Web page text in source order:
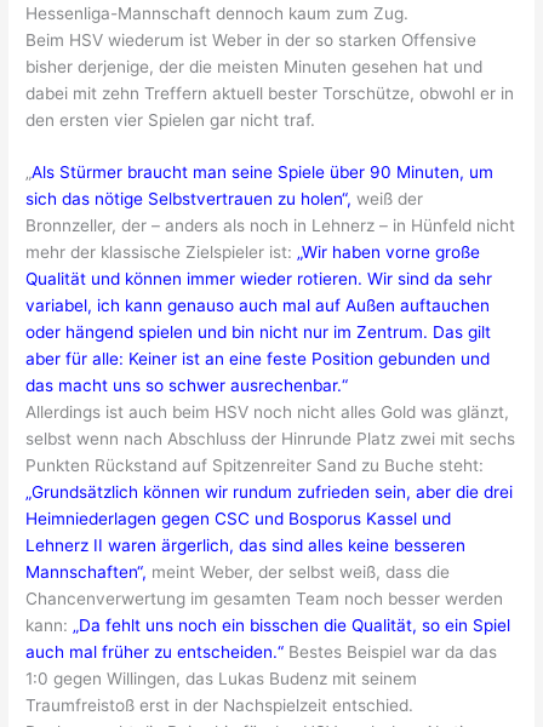
Hessenliga-Mannschaft dennoch kaum zum Zug.
Beim HSV wiederum ist Weber in der so starken Offensive
bisher derjenige, der die meisten Minuten gesehen hat und
dabei mit zehn Treffern aktuell bester Torschütze, obwohl er in
den ersten vier Spielen gar nicht traf.
„Als Stürmer braucht man seine Spiele über 90 Minuten, um
sich das nötige Selbstvertrauen zu holen“, weiß der
Bronnzeller, der – anders als noch in Lehnerz – in Hünfeld nicht
mehr der klassische Zielspieler ist: „Wir haben vorne große
Qualität und können immer wieder rotieren. Wir sind da sehr
variabel, ich kann genauso auch mal auf Außen auftauchen
oder hängend spielen und bin nicht nur im Zentrum. Das gilt
aber für alle: Keiner ist an eine feste Position gebunden und
das macht uns so schwer ausrechenbar.“
Allerdings ist auch beim HSV noch nicht alles Gold was glänzt,
selbst wenn nach Abschluss der Hinrunde Platz zwei mit sechs
Punkten Rückstand auf Spitzenreiter Sand zu Buche steht:
„Grundsätzlich können wir rundum zufrieden sein, aber die drei
Heimniederlagen gegen CSC und Bosporus Kassel und
Lehnerz II waren ärgerlich, das sind alles keine besseren
Mannschaften“, meint Weber, der selbst weiß, dass die
Chancenverwertung im gesamten Team noch besser werden
kann: „Da fehlt uns noch ein bisschen die Qualität, so ein Spiel
auch mal früher zu entscheiden.“ Bestes Beispiel war da das
1:0 gegen Willingen, das Lukas Budenz mit seinem
Traumfreistoß erst in der Nachspielzeit entschied.